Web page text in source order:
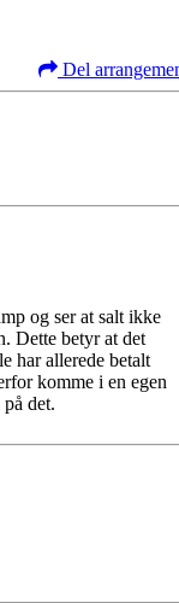
Del
og ser at salt ikke
Dette betyr at det
har allerede betalt
komme i en egen
det.